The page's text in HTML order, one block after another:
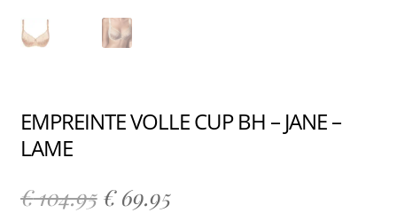
EMPREINTE VOLLE CUP BH – JANE –
LAME
€104.95 €69.95